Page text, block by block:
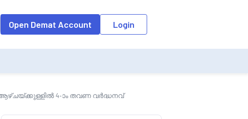
data into the input field, the suggestion list will be updated as per the
Open Demat Account Login
2 ആഴ്ചയ്ക്കുള്ളിൽ 4-ാം തവണ വർദ്ധനവ്